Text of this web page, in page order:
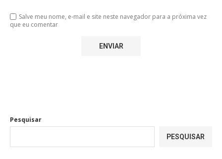
Salve meu nome, e-mail e site neste navegador para a próxima vez
que eu comentar
Pesquisar
PESQUISAR